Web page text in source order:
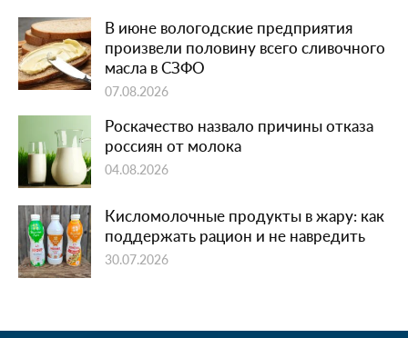
В июне вологодские предприятия
произвели половину всего сливочного
масла в СЗФО
07.08.2026
Роскачество назвало причины отказа
россиян от молока
04.08.2026
Кисломолочные продукты в жару: как
поддержать рацион и не навредить
30.07.2026